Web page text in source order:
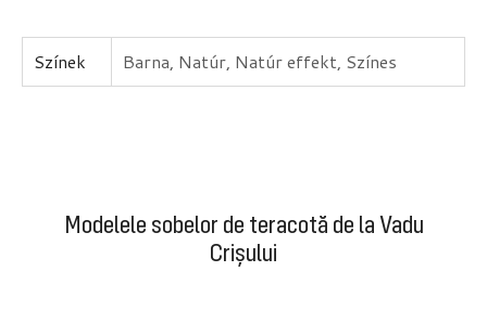
Színek Barna, Natúr, Natúr effekt, Színes
Modelele sobelor de teracotă de la Vadu
Crișului